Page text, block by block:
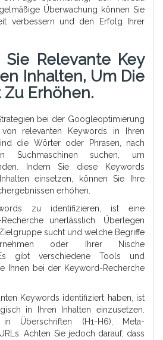
Überwachung können Sie
verbessern und den Erfolg Ihrer
Sie Relevante Key
Inhalten, Um Die
Erhöhen.
bei der Googleoptimierung
relevanten Keywords in Ihren
die Wörter oder Phrasen, nach
Suchmaschinen suchen, um
Indem Sie diese Keywords
einsetzen, können Sie Ihre
erhöhen.
zu identifizieren, ist eine
unerlässlich. Überlegen
sucht und welche Begriffe
oder Ihrer Nische
Es gibt verschiedene Tools und
Ihnen bei der Keyword-Recherche
Keywords identifiziert haben, ist
in Ihren Inhalten einzusetzen.
Überschriften (H1-H6), Meta-
Achten Sie jedoch darauf, dass